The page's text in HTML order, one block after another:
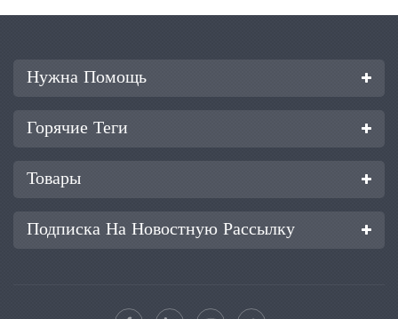
Нужна Помощь
Горячие Теги
Товары
Подписка На Новостную Рассылку